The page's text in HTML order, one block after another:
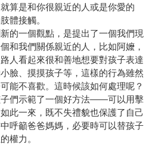
算是和你很親近的人或是你愛的
體接觸。
的一個觀點，是提出了一個我們現
和我們關係親近的人，比如阿嬤，
人看起來很和善地想要對孩子表達
臉、摸摸孩子等，這樣的行為雖然
能不喜歡。這時候該如何處理呢？
們示範了一個好方法——可以用擊
此一來，既不失禮貌也保護了自己
呼籲爸爸媽媽，必要時可以替孩子
權力。